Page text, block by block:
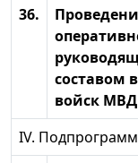
36.
составом
войск
IV.